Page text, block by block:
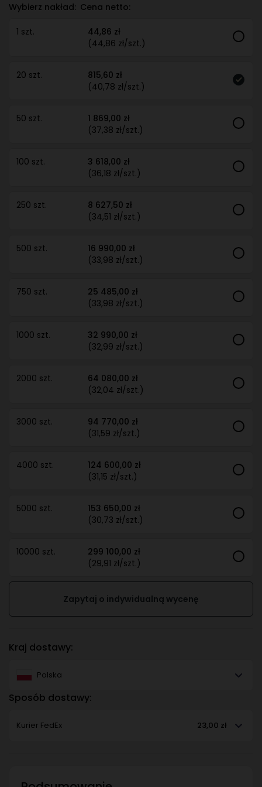
Wybierz nakład: Cena netto:
1 szt.
44,86 zł
(44,86 zł/szt.)
20 szt.
815,60 zł
(40,78 zł/szt.)
50 szt.
1 869,00 zł
(37,38 zł/szt.)
100 szt.
3 618,00 zł
(36,18 zł/szt.)
250 szt.
8 627,50 zł
(34,51 zł/szt.)
500 szt.
16 990,00 zł
(33,98 zł/szt.)
750 szt.
25 485,00 zł
(33,98 zł/szt.)
1000 szt.
32 990,00 zł
(32,99 zł/szt.)
2000 szt.
64 080,00 zł
(32,04 zł/szt.)
3000 szt.
94 770,00 zł
(31,59 zł/szt.)
4000 szt.
124 600,00 zł
(31,15 zł/szt.)
5000 szt.
153 650,00 zł
(30,73 zł/szt.)
10000 szt.
299 100,00 zł
(29,91 zł/szt.)
Zapytaj o indywidualną wycenę
Kraj dostawy:
Polska
Sposób dostawy:
Kurier FedEx 23,00 zł